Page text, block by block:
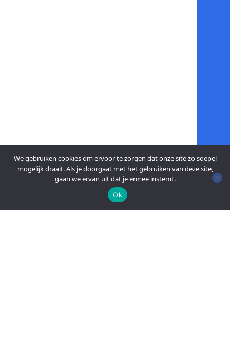
We gebruiken cookies om ervoor te zorgen dat onze site zo soepel
mogelijk draait. Als je doorgaat met het gebruiken van deze site,
gaan we ervan uit dat je ermee instemt.
Ok